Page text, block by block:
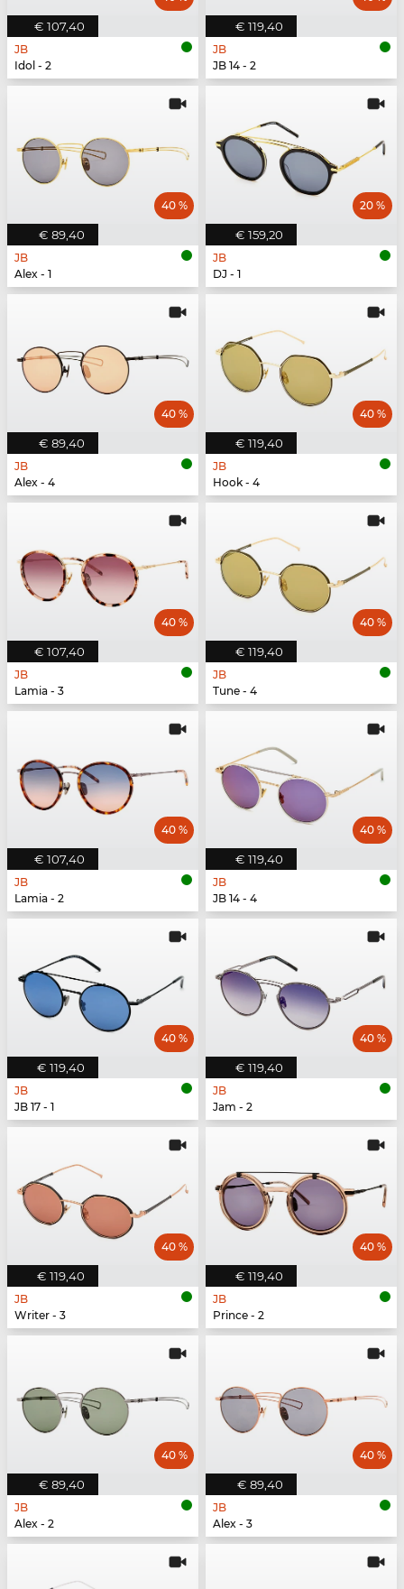
€ 107,40
JB
Idol - 2
€ 119,40
JB
JB 14 - 2
€ 89,40
40 %
JB
Alex - 1
€ 159,20
20 %
JB
DJ - 1
€ 89,40
40 %
JB
Alex - 4
€ 119,40
40 %
JB
Hook - 4
€ 107,40
40 %
JB
Lamia - 3
€ 119,40
40 %
JB
Tune - 4
€ 107,40
40 %
JB
Lamia - 2
€ 119,40
40 %
JB
JB 14 - 4
€ 119,40
40 %
JB
JB 17 - 1
€ 119,40
40 %
JB
Jam - 2
€ 119,40
40 %
JB
Writer - 3
€ 119,40
40 %
JB
Prince - 2
€ 89,40
40 %
JB
Alex - 2
€ 89,40
40 %
JB
Alex - 3